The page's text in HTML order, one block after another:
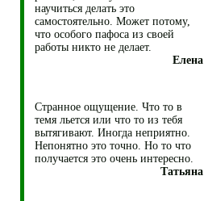
научиться делать это
самостоятельно. Может потому,
что особого пафоса из своей
работы никто не делает.
Елена
Странное ощущение. Что то в
темя льется или что то из тебя
вытягивают. Иногда неприятно.
Непонятно это точно. Но то что
получается это очень интересно.
Татьяна